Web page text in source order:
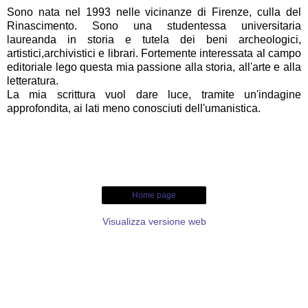
Sono nata nel 1993 nelle vicinanze di Firenze, culla del
Rinascimento. Sono una studentessa universitaria
laureanda in storia e tutela dei beni archeologici,
artistici,archivistici e librari. Fortemente interessata al campo
editoriale lego questa mia passione alla storia, all'arte e alla
letteratura.
La mia scrittura vuol dare luce, tramite un'indagine
approfondita, ai lati meno conosciuti dell'umanistica.
Home page
Visualizza versione web